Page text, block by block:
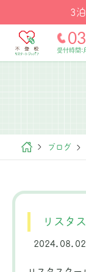
3
受付時間:
ブログ
リスタ
2024.08.02